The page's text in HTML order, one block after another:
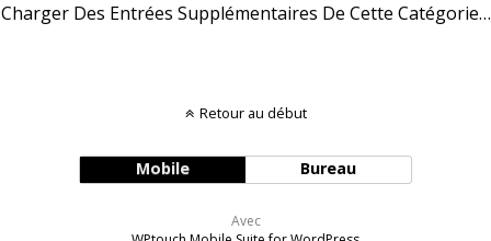
Charger Des Entrées Supplémentaires De Cette Catégorie…
Retour au début
Mobile Bureau
Avec